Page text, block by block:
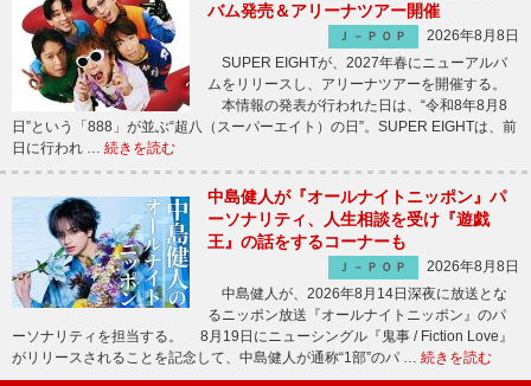
バム発売＆アリーナツアー開催
Ｊ－ＰＯＰ
2026年8月8日
SUPER EIGHTが、2027年春にニューアルバ
ムをリリースし、アリーナツアーを開催する。
本情報の発表が行われた日は、“令和8年8月8
日”という「888」が並ぶ“超八（スーパーエイト）の日”。SUPER EIGHTは、前
日に行われ … 続きを読む
中島健人が『オールナイトニッポン』パ
ーソナリティ、人生相談を受け『遊戯
王』の話をするコーナーも
Ｊ－ＰＯＰ
2026年8月8日
中島健人が、2026年8月14日深夜に放送とな
るニッポン放送『オールナイトニッポン』のパ
ーソナリティを担当する。 8月19日にニューシングル『鬼事 / Fiction Love』
がリリースされることを記念して、中島健人が通称“1部”のパ … 続きを読む